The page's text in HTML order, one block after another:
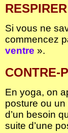
RESPIRER
Si vous ne
commencez
ventre ».
CONTRE-
En yoga, on
posture ou
d’un besoin
suite d’une